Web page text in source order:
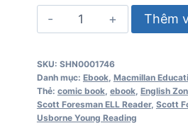
California
Science
Chapter
2
-
Thêm
SKU: SHN0001746
Danh mục: Ebook, Macmillan
Thẻ: comic book, ebook, English
Scott Foresman ELL Reader, Scott
Usborne Young Reading